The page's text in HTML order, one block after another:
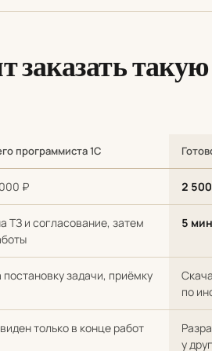
заказать
программиста 1С
₽ 2
ТЗ и согласование, затем
5
постановку задачи, приёмку
по
только в конце работ
у